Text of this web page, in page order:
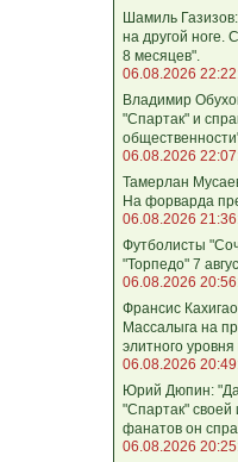
Шамиль
на другой ноге.
8 месяцев".
06.08.2026
Владимир
"Спартак" и
06.08.2026
Тамерлан
На форварда
06.08.2026
Футболисты
"Торпедо" 7
06.08.2026
Франсис
Массалыга на
элитного
06.08.2026
Юрий Дюпин:
"Спартак"
фанатов он
06.08.2026